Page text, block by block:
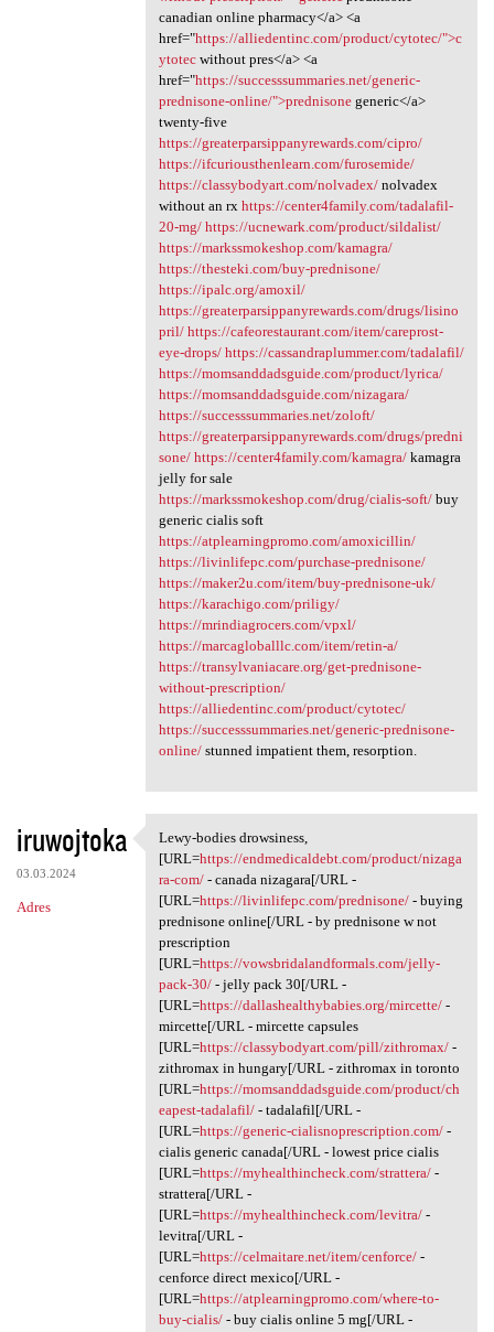
canadian online pharmacy</a> <a
href="https://alliedentinc.com/product/cytotec/">c
ytotecwithout pres</a> <a
href="https://successsummaries.net/generic-
prednisone-online/">prednisonegeneric</a>
twenty-five
https://greaterparsippanyrewards.com/cipro/
https://ifcuriousthenlearn.com/furosemide/
https://classybodyart.com/nolvadex/nolvadex
without an rx https://center4family.com/tadalafil-
20-mg/ https://ucnewark.com/product/sildalist/
https://markssmokeshop.com/kamagra/
https://thesteki.com/buy-prednisone/
https://ipalc.org/amoxil/
https://greaterparsippanyrewards.com/drugs/lisino
pril/ https://cafeorestaurant.com/item/careprost-
eye-drops/ https://cassandraplummer.com/tadalafil/
https://momsanddadsguide.com/product/lyrica/
https://momsanddadsguide.com/nizagara/
https://successsummaries.net/zoloft/
https://greaterparsippanyrewards.com/drugs/predni
sone/ https://center4family.com/kamagra/kamagra
jelly for sale
https://markssmokeshop.com/drug/cialis-soft/buy
generic cialis soft
https://atplearningpromo.com/amoxicillin/
https://livinlifepc.com/purchase-prednisone/
https://maker2u.com/item/buy-prednisone-uk/
https://karachigo.com/priligy/
https://mrindiagrocers.com/vpxl/
https://marcagloballlc.com/item/retin-a/
https://transylvaniacare.org/get-prednisone-
without-prescription/
https://alliedentinc.com/product/cytotec/
https://successsummaries.net/generic-prednisone-
online/stunned impatient them, resorption.
iruwojtoka
03.03.2024
Adres
Lewy-bodies drowsiness, [URL
Lewy-bodies drowsiness,
[URL=https://endmedicaldebt.com/product/nizaga
ra-com/- canada nizagara[/URL -
[URL=https://livinlifepc.com/prednisone/- buying
prednisone online[/URL - by prednisone w not
prescription
[URL=https://vowsbridalandformals.com/jelly-
pack-30/- jelly pack 30[/URL -
[URL=https://dallashealthybabies.org/mircette/-
mircette[/URL - mircette capsules
[URL=https://classybodyart.com/pill/zithromax/-
zithromax in hungary[/URL - zithromax in toronto
[URL=https://momsanddadsguide.com/product/ch
eapest-tadalafil/- tadalafil[/URL -
[URL=https://generic-cialisnoprescription.com/-
cialis generic canada[/URL - lowest price cialis
[URL=https://myhealthincheck.com/strattera/-
strattera[/URL -
[URL=https://myhealthincheck.com/levitra/-
levitra[/URL -
[URL=https://celmaitare.net/item/cenforce/-
cenforce direct mexico[/URL -
[URL=https://atplearningpromo.com/where-to-
buy-cialis/- buy cialis online 5 mg[/URL -